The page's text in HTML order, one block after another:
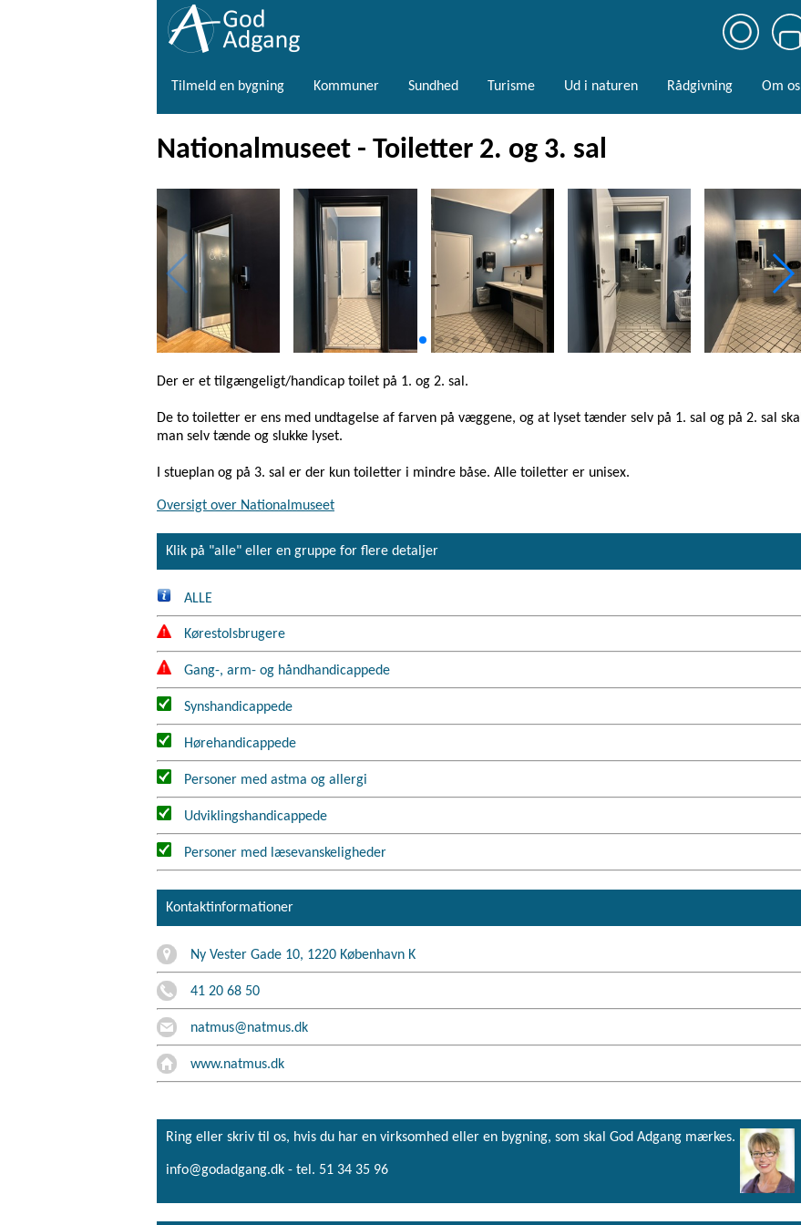
Tilmeld en bygning Kommuner Sundhed Turisme Ud i naturen Rådgivning Om os
Nationalmuseet - Toiletter 2. og 3. sal
Der er et tilgængeligt/handicap toilet på 1. og 2. sal.
De to toiletter er ens med undtagelse af farven på væggene, og at lyset tænder selv på 1. sal og på 2. sal skal
man selv tænde og slukke lyset.
I stueplan og på 3. sal er der kun toiletter i mindre båse. Alle toiletter er unisex.
Oversigt over Nationalmuseet
Klik på "alle" eller en gruppe for flere detaljer
ALLE
Kørestolsbrugere
Gang-, arm- og håndhandicappede
Synshandicappede
Hørehandicappede
Personer med astma og allergi
Udviklingshandicappede
Personer med læsevanskeligheder
Kontaktinformationer
Ny Vester Gade 10, 1220 København K
41 20 68 50
natmus@natmus.dk
www.natmus.dk
Ring eller skriv til os, hvis du har en virksomhed eller en bygning, som skal God Adgang mærkes.
info@godadgang.dk - tel. 51 34 35 96